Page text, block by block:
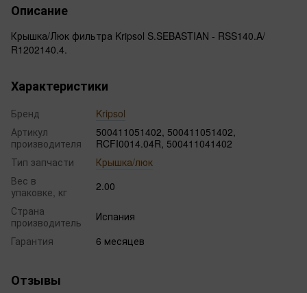
Описание
Крышка/Люк фильтра Kripsol S.SEBASTIAN - RSS140.A/
R1202140.4.
Характеристики
Бренд
Kripsol
Артикул
производителя
500411051402, 500411051402,
RCFI0014.04R, 500411041402
Тип запчасти
Крышка/люк
Вес в
упаковке, кг
2.00
Страна
производитель
Испания
Гарантия
6 месяцев
Отзывы